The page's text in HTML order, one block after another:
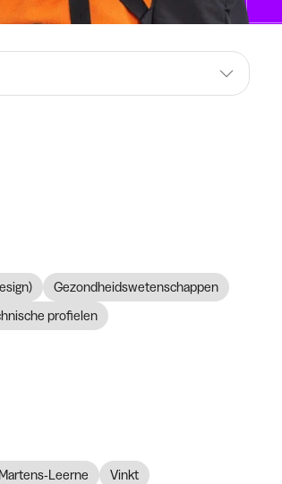
Gezondheidswetenschappen
profielen
Leerne
Vinkt